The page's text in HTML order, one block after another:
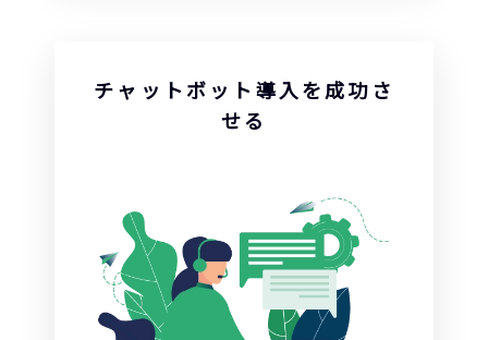
チャットボット導入を成功さ
せる